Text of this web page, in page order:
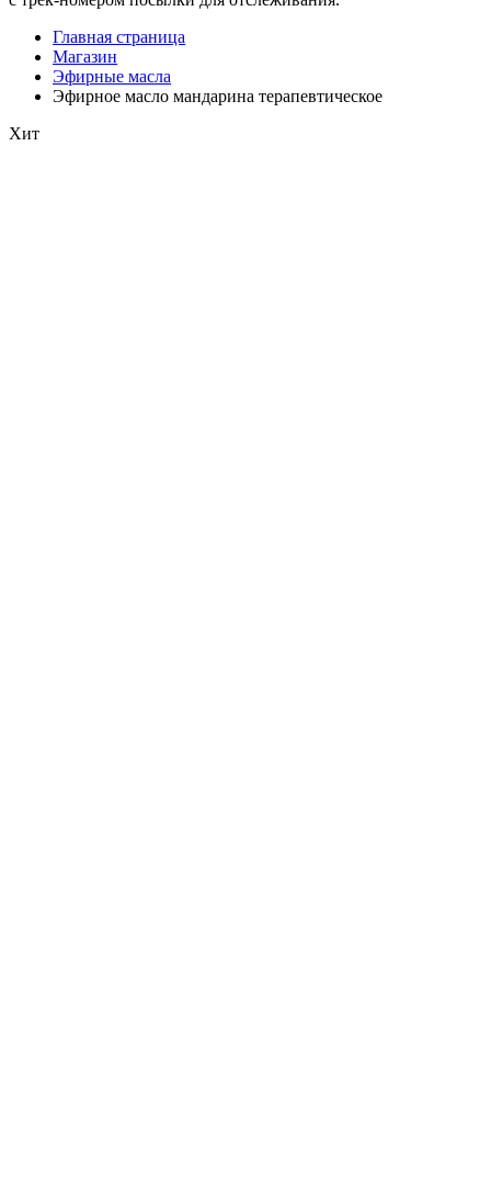
Главная страница
Магазин
Эфирные масла
Эфирное масло мандарина терапевтическое
Хит